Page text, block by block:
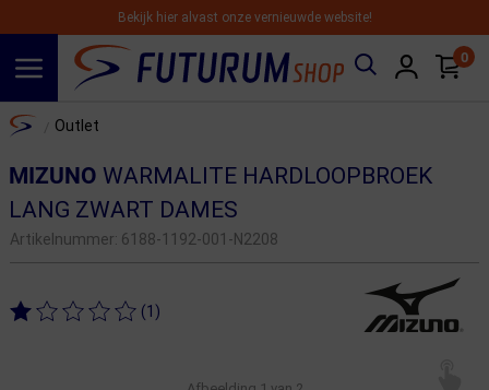
Bekijk hier alvast onze vernieuwde website!
0
Home Outlet
MIZUNO WARMALITE HARDLOOPBROEK
LANG ZWART DAMES
Artikelnummer: 6188-1192-001-N2208
(1)